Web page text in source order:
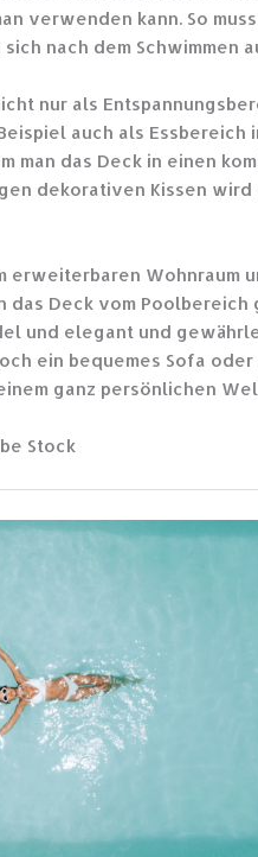
verwenden kann. So
nach dem Schwimmen
nur als
auch als Essbereich
man das Deck in einen
dekorativen Kissen wird
erweiterbaren Wohnraum
das Deck vom
und elegant und
ein bequemes Sofa
ganz persönlichen
Stock